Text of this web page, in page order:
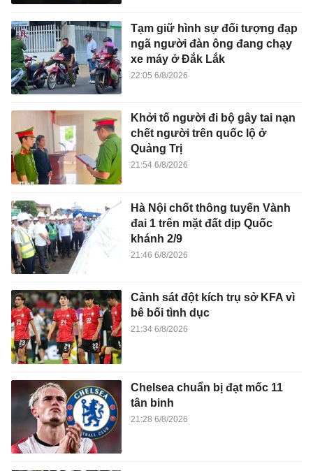
Tạm giữ hình sự đối tượng đạp
ngã người đàn ông đang chạy
xe máy ở Đắk Lắk
22:05 6/8/2026
Khởi tố người đi bộ gây tai nạn
chết người trên quốc lộ ở
Quảng Trị
21:54 6/8/2026
Hà Nội chốt thông tuyến Vành
đai 1 trên mặt đất dịp Quốc
khánh 2/9
21:46 6/8/2026
Cảnh sát đột kích trụ sở KFA vì
bê bối tình dục
21:34 6/8/2026
Chelsea chuẩn bị đạt mốc 11
tân binh
21:28 6/8/2026